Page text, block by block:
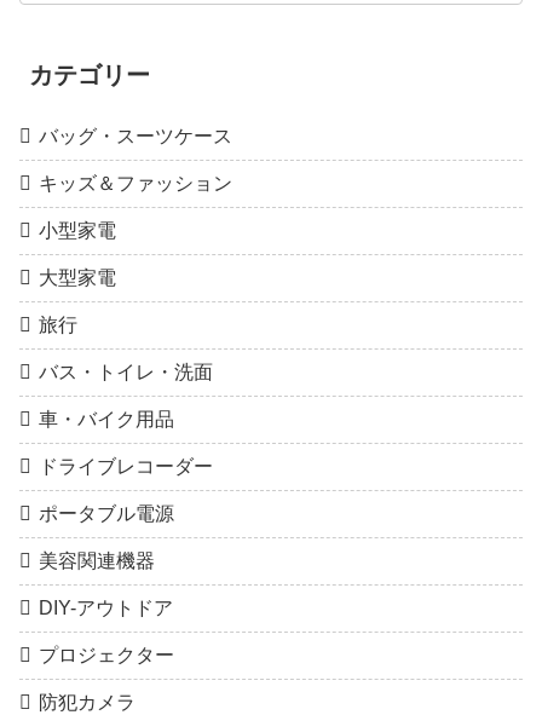
カテゴリー
バッグ・スーツケース
キッズ＆ファッション
小型家電
大型家電
旅行
バス・トイレ・洗面
車・バイク用品
ドライブレコーダー
ポータブル電源
美容関連機器
DIY-アウトドア
プロジェクター
防犯カメラ